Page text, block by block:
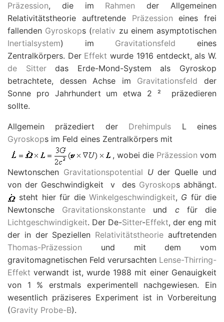
Präzession, die im Rahmen der Allgemeinen
Relativitätstheorie auftretende Präzession eines frei
fallenden Gyroskops (relativ zu einem asymptotischen
Inertialsystem) im Gravitationsfeld eines
Zentralkörpers. Der Effekt wurde 1916 entdeckt, als W.
de Sitterdas Erde-Mond-System als Gyroskop
betrachtete, dessen Achse im Gravitationsfeld der
Sonne pro Jahrhundert um etwa 2 ²
präzedieren
sollte.
Allgemein präzediert der Drehimpuls Leines
Gyroskops im Feld eines Zentralkörpers mit
, wobei die Präzession vom
Newtonschen Gravitationspotential Uder Quelle und
von der Geschwindigkeit
v des Gyroskops abhängt.
steht hier für die Winkelgeschwindigkeit, G für die
Newtonsche Gravitationskonstante und cfür die
Lichtgeschwindigkeit. Der De-Sitter-Effekt, der eng mit
der in der Speziellen Relativitätstheorie auftretenden
Thomas-Präzession und mit dem vom
gravitomagnetischen Feld verursachten Lense-Thirring-
Effekt verwandt ist, wurde 1988 mit einer Genauigkeit
von 1 % erstmals experimentell nachgewiesen. Ein
wesentlich präziseres Experiment ist in Vorbereitung
(Gravity Probe-B).